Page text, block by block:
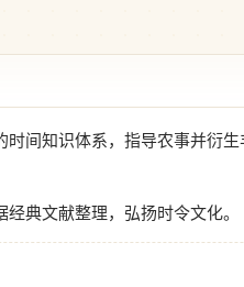
间知识体系，指导农事并衍
典文献整理，弘扬时令文化。